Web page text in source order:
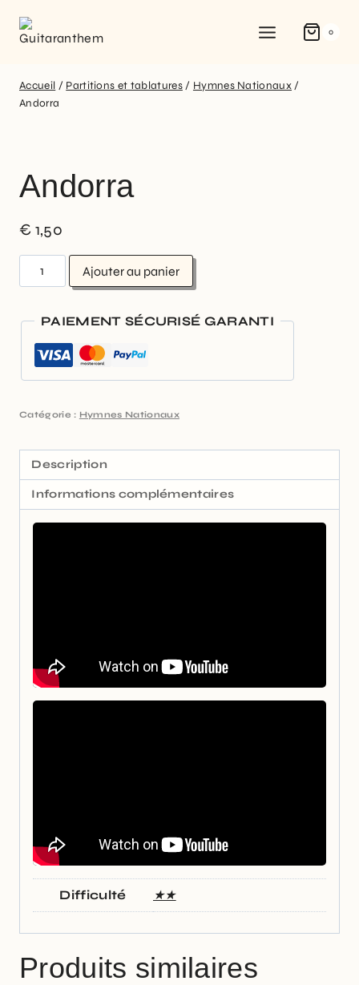
0
Accueil / Partitions et tablatures / Hymnes Nationaux /
Andorra
Andorra
€ 1,50
Ajouter au panier
PAIEMENT SÉCURISÉ GARANTI
Catégorie : Hymnes Nationaux
Description
Informations complémentaires
Difficulté ★★
Produits similaires